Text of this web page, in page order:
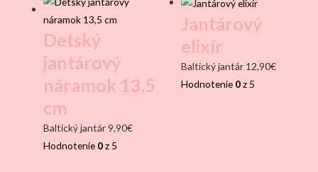
Detský
jantárový
náramok 13,5
cm
Baltický jantár9,90€
Hodnotenie 0z 5
Jantárový
elixír
Baltický jantár 12,90€
Hodnotenie 0z 5